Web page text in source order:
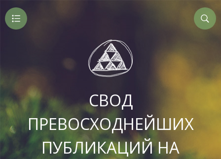
СВОД
ПРЕВОСХОДНЕЙШИХ
ПУБЛИКАЦИЙ НА